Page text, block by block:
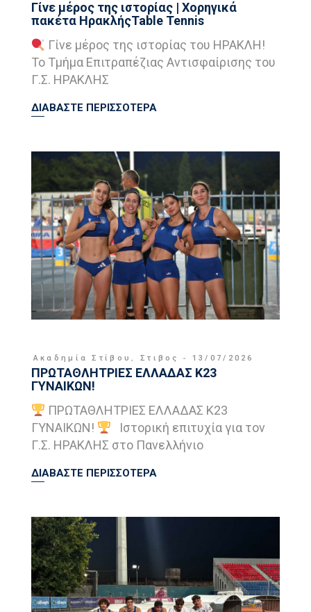
Γίνε μέρος της ιστορίας | Χορηγικά
πακέτα ΗρακλήςTable Tennis
Γίνε μέρος της ιστορίας του ΗΡΑΚΛΗ!
Το Τμήμα Επιτραπέζιας Αντισφαίρισης του
Γ.Σ. ΗΡΑΚΛΗΣ
ΔΙΑΒΑΣΤΕ ΠΕΡΙΣΣΟΤΕΡΑ
Ακαδημία Στίβου , Στιβος 13/07/2026
ΠΡΩΤΑΘΛΗΤΡΙΕΣ ΕΛΛΑΔΑΣ Κ23
ΓΥΝΑΙΚΩΝ!
ΠΡΩΤΑΘΛΗΤΡΙΕΣ ΕΛΛΑΔΑΣ Κ23
ΓΥΝΑΙΚΩΝ!
Ιστορική επιτυχία για τον
Γ.Σ. ΗΡΑΚΛΗΣ στο Πανελλήνιο
ΔΙΑΒΑΣΤΕ ΠΕΡΙΣΣΟΤΕΡΑ